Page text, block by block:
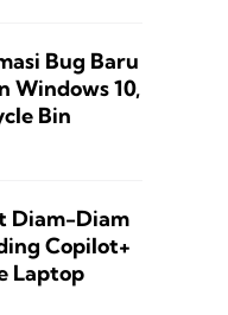
Bug Baru
Windows 10,
Bin
Diam-Diam
Copilot+
Laptop